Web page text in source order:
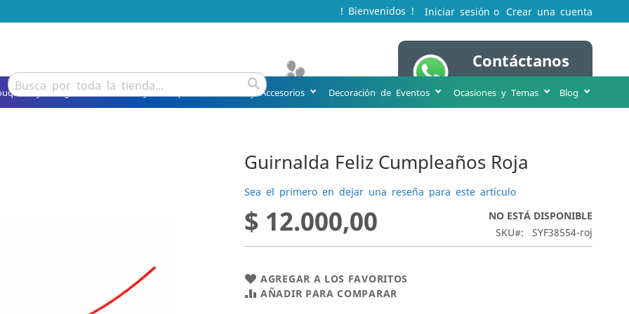
! Bienvenidos ! Iniciar sesión Crear una cuenta
Buscar
Buscar
Contáctanos
WA 316 231 8963
y Arreglos Detalles y Obsequios Fiesta y Accesorios Decoración de Eventos Ocasiones y Temas Blog
Guirnalda Feliz Cumpleaños Roja
Sea el primero en dejar una reseña para este artículo
$ 12.000,00 NO ESTÁ DISPONIBLE
SKU SYF38554-roj
AGREGAR A LOS FAVORITOS
AÑADIR PARA COMPARAR